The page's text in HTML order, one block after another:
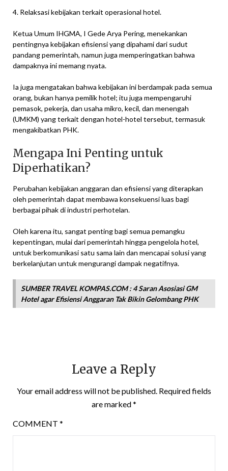
4. Relaksasi kebijakan terkait operasional hotel.
Ketua Umum IHGMA, I Gede Arya Pering, menekankan
pentingnya kebijakan efisiensi yang dipahami dari sudut
pandang pemerintah, namun juga memperingatkan bahwa
dampaknya ini memang nyata.
Ia juga mengatakan bahwa kebijakan ini berdampak pada semua
orang, bukan hanya pemilik hotel; itu juga mempengaruhi
pemasok, pekerja, dan usaha mikro, kecil, dan menengah
(UMKM) yang terkait dengan hotel-hotel tersebut, termasuk
mengakibatkan PHK.
Mengapa Ini Penting untuk
Diperhatikan?
Perubahan kebijakan anggaran dan efisiensi yang diterapkan
oleh pemerintah dapat membawa konsekuensi luas bagi
berbagai pihak di industri perhotelan.
Oleh karena itu, sangat penting bagi semua pemangku
kepentingan, mulai dari pemerintah hingga pengelola hotel,
untuk berkomunikasi satu sama lain dan mencapai solusi yang
berkelanjutan untuk mengurangi dampak negatifnya.
SUMBER TRAVEL KOMPAS.COM : 4 Saran Asosiasi GM
Hotel agar Efisiensi Anggaran Tak Bikin Gelombang PHK
Leave a Reply
Your email address will not be published. Required fields
are marked*
COMMENT *